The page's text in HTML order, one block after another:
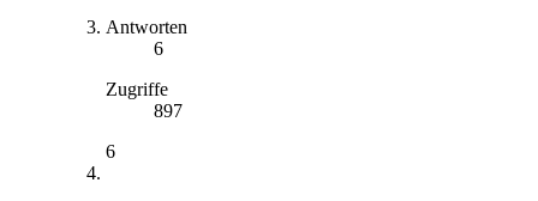
Antworten
6
Zugriffe
897
6